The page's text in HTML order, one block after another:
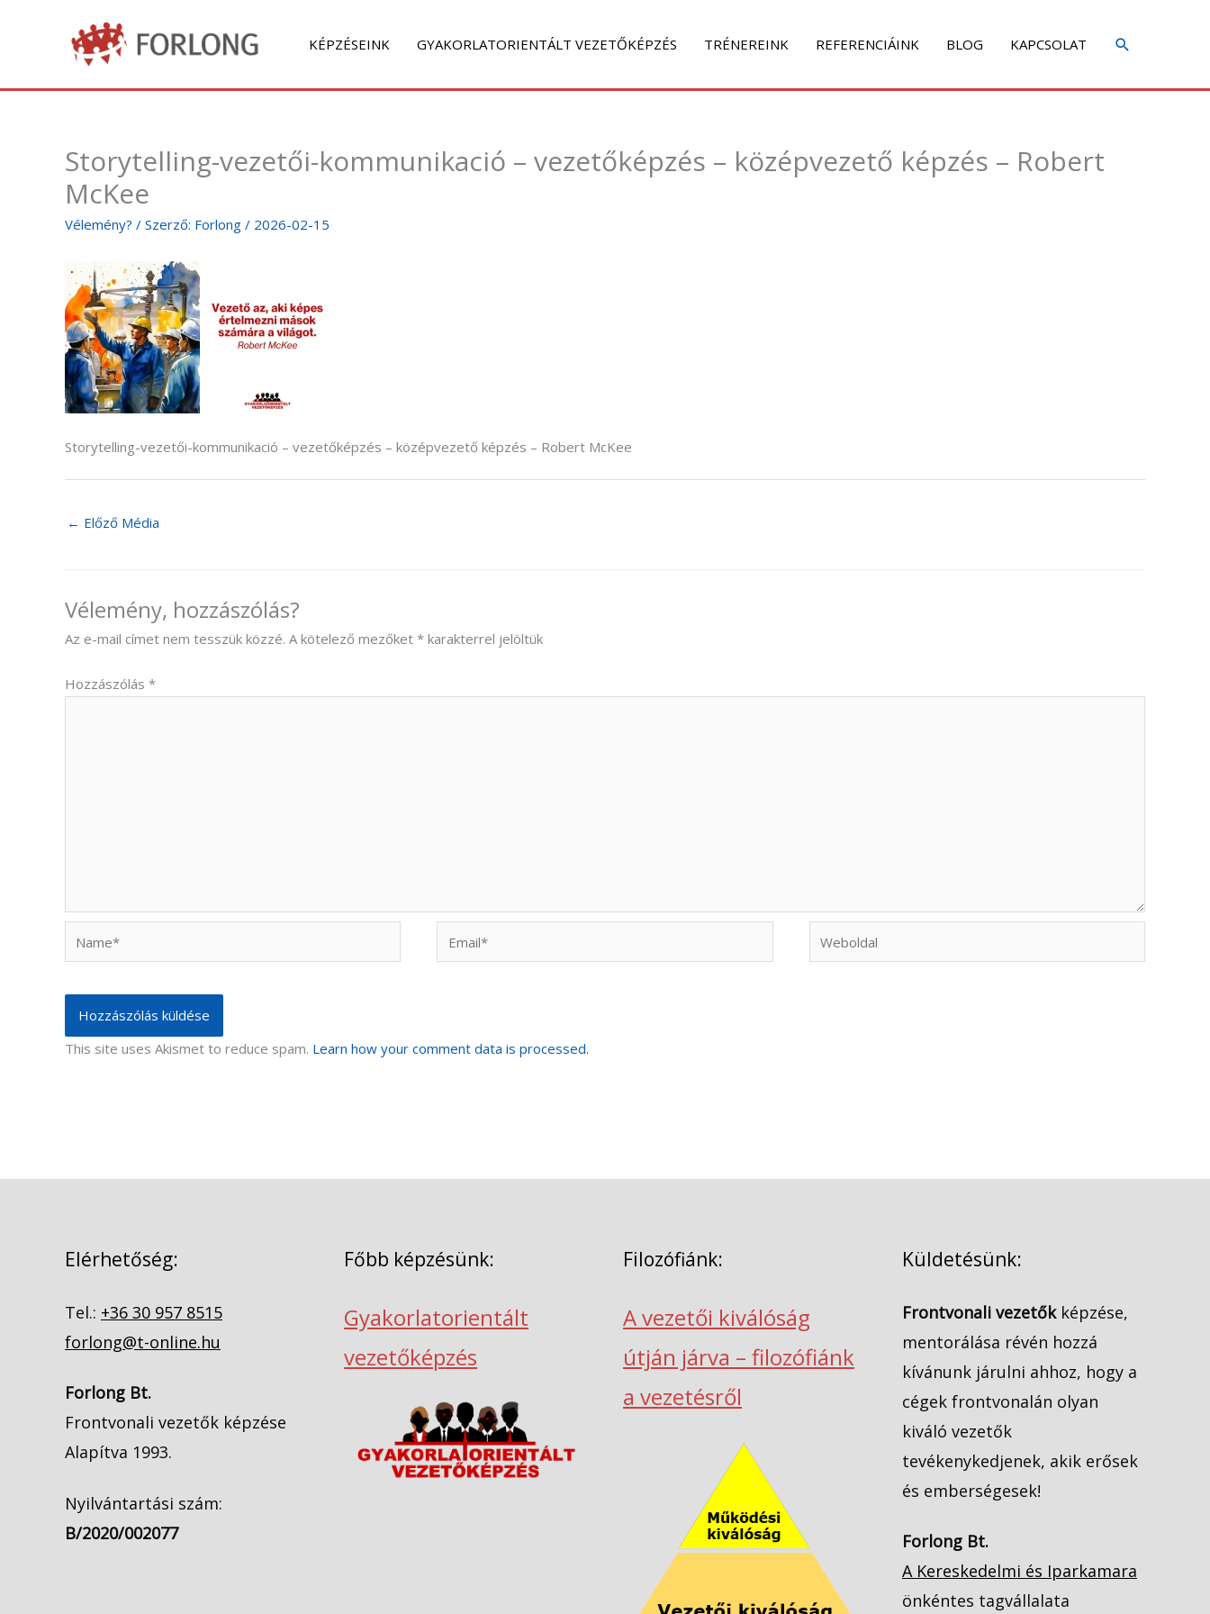
KÉPZÉSEINK GYAKORLATORIENTÁLT VEZETŐKÉPZÉS TRÉNEREINK REFERENCIÁINK BLOG KAPCSOLAT
Storytelling-vezetői-kommunikació – vezetőképzés – középvezető képzés – Robert
McKee
Vélemény? / Szerző: Forlong / 2026-02-15
Storytelling-vezetői-kommunikació – vezetőképzés – középvezető képzés – Robert McKee
← Előző Média
Vélemény, hozzászólás?
Az e-mail címet nem tesszük közzé. A kötelező mezőket * karakterrel jelöltük
Hozzászólás *
This site uses Akismet to reduce spam. Learn how your comment data is processed.
Elérhetőség:
Tel.: +36 30 957 8515
forlong@t-online.hu
Forlong Bt.
Frontvonali vezetők képzése
Alapítva 1993.
Nyilvántartási szám:
B/2020/002077
Főbb képzésünk:
Gyakorlatorientált
vezetőképzés
Filozófiánk:
A vezetői kiválóság
útján járva – filozófiánk
a vezetésről
Küldetésünk:
Frontvonali vezetőkképzése,
mentorálása révén hozzá
kívánunk járulni ahhoz, hogy a
cégek frontvonalán olyan
kiváló vezetők
tevékenykedjenek, akik erősek
és emberségesek!
Forlong Bt.
A Kereskedelmi és Iparkamara
önkéntes tagvállalata